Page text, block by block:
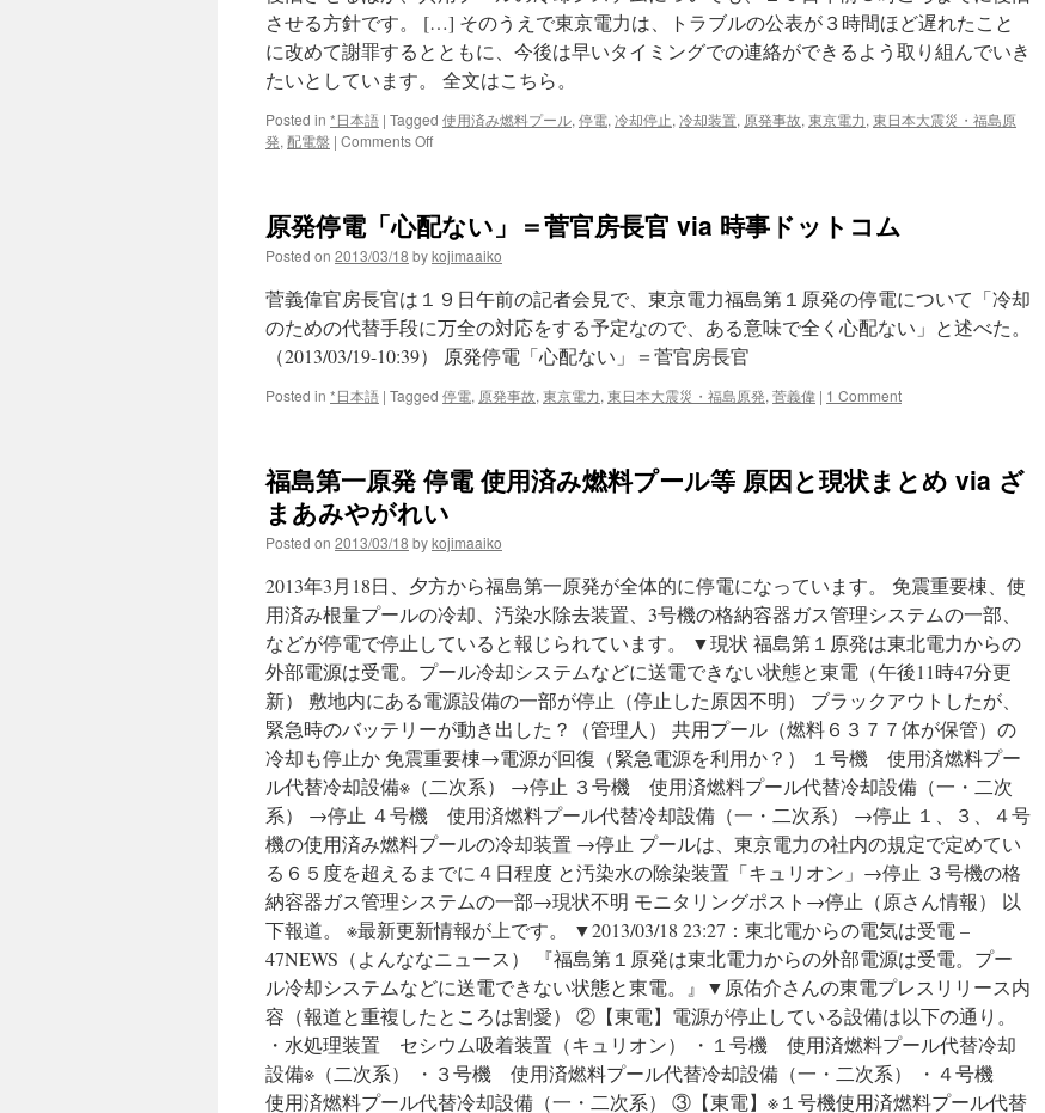
させる方針です。 […] そのうえで東京電力は、トラブルの公表が３時間ほど遅れたこと
に改めて謝罪するとともに、今後は早いタイミングでの連絡ができるよう取り組んでいき
たいとしています。 全文はこちら。
Posted in *日本語 | Tagged 使用済み燃料プール, 停電, 冷却停止, 冷却装置, 原発事故, 東京電力, 東日本大震災・福島原
発, 配電盤 | Comments Offon
一
原
発
１・
４
号
料
冷
却
再
開
NHK
原発停電「心配ない」＝菅官房長官 via 時事ドットコム
Posted on 2013/03/18 bykojimaaiko
菅義偉官房長官は１９日午前の記者会見で、東京電力福島第１原発の停電について「冷却
のための代替手段に万全の対応をする予定なので、ある意味で全く心配ない」と述べた。
（2013/03/19-10:39） 原発停電「心配ない」＝菅官房長官
Posted in *日本語 | Tagged 停電, 原発事故, 東京電力, 東日本大震災・福島原発, 菅義偉 | 1 Comment
福島第一原発 停電 使用済み燃料プール等 原因と現状まとめ via ざ
まあみやがれい
Posted on 2013/03/18 bykojimaaiko
2013年3月18日、夕方から福島第一原発が全体的に停電になっています。 免震重要棟、使
用済み根量プールの冷却、汚染水除去装置、3号機の格納容器ガス管理システムの一部、
などが停電で停止していると報じられています。 ▼現状 福島第１原発は東北電力からの
外部電源は受電。プール冷却システムなどに送電できない状態と東電（午後11時47分更
新） 敷地内にある電源設備の一部が停止（停止した原因不明） ブラックアウトしたが、
緊急時のバッテリーが動き出した？（管理人） 共用プール（燃料６３７７体が保管）の
冷却も停止か 免震重要棟→電源が回復（緊急電源を利用か？） １号機 使用済燃料プー
ル代替冷却設備※（二次系） →停止 ３号機 使用済燃料プール代替冷却設備（一・二次
系） →停止 ４号機 使用済燃料プール代替冷却設備（一・二次系） →停止 １、３、４号
機の使用済み燃料プールの冷却装置 →停止 プールは、東京電力の社内の規定で定めてい
る６５度を超えるまでに４日程度 と汚染水の除染装置「キュリオン」→停止 ３号機の格
納容器ガス管理システムの一部→現状不明 モニタリングポスト→停止（原さん情報） 以
下報道。 ※最新更新情報が上です。 ▼2013/03/18 23:27：東北電からの電気は受電 –
47NEWS（よんななニュース） 『福島第１原発は東北電力からの外部電源は受電。プー
ル冷却システムなどに送電できない状態と東電。』▼原佑介さんの東電プレスリリース内
容（報道と重複したところは割愛） ②【東電】電源が停止している設備は以下の通り。
・水処理装置 セシウム吸着装置（キュリオン） ・１号機 使用済燃料プール代替冷却
設備※（二次系） ・３号機 使用済燃料プール代替冷却設備（一・二次系） ・４号機
使用済燃料プール代替冷却設備（一・二次系） ③【東電】※１号機使用済燃料プール代替